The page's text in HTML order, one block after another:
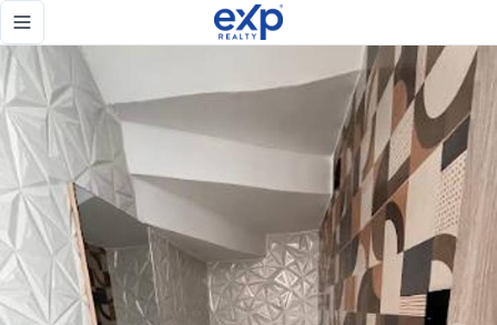
Toggle navigation menu
Villa nueva a estrenar en Vista Cana, Residencial Dumax